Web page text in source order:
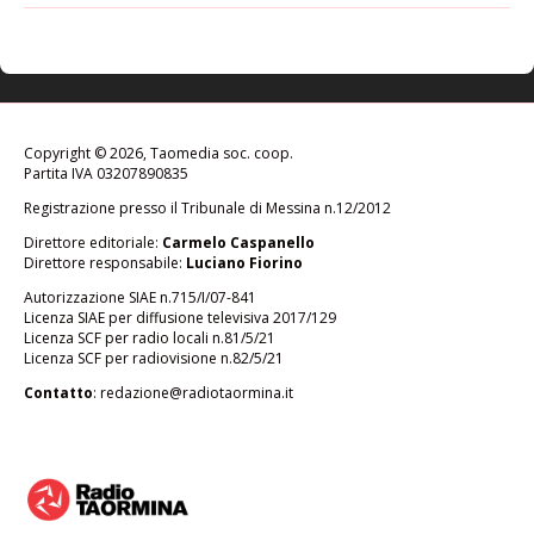
Copyright © 2026, Taomedia soc. coop.
Partita IVA 03207890835
Registrazione presso il Tribunale di Messina n.12/2012
Direttore editoriale: Carmelo Caspanello
Direttore responsabile: Luciano Fiorino
Autorizzazione SIAE n.715/I/07-841
Licenza SIAE per diffusione televisiva 2017/129
Licenza SCF per radio locali n.81/5/21
Licenza SCF per radiovisione n.82/5/21
Contatto: redazione@radiotaormina.it